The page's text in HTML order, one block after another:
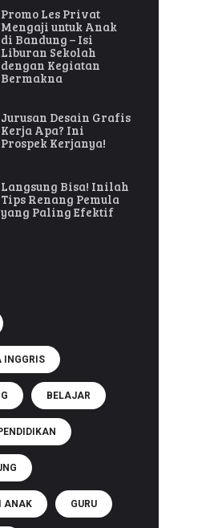
Promo Les Privat
Mengaji untuk Anak
di Bandung – Isi
Liburan Sekolah
dengan Kegiatan
Bermakna
Jurusan Desain Grafis
Kerja Apa? Ini
Prospek Kerjanya!
Langsung Bisa! Inilah
Tips Renang Pemula
yang Paling Efektif
INGGRIS
BELAJAR
ANAK GURU